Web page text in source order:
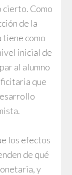
cierto. Como
de la
tiene como
inicial de
al alumno
que
los efectos
de qué
y